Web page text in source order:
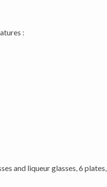
:
and liqueur glasses, 6 plates,